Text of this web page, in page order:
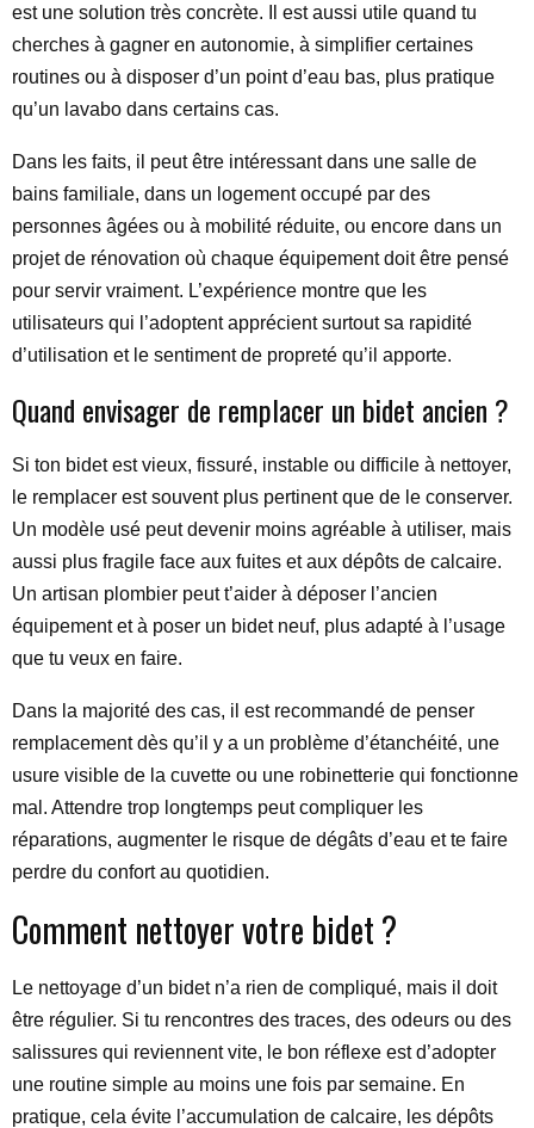
est une solution très concrète. Il est aussi utile quand tu
cherches à gagner en autonomie, à simplifier certaines
routines ou à disposer d’un point d’eau bas, plus pratique
qu’un lavabo dans certains cas.
Dans les faits, il peut être intéressant dans une salle de
bains familiale, dans un logement occupé par des
personnes âgées ou à mobilité réduite, ou encore dans un
projet de rénovation où chaque équipement doit être pensé
pour servir vraiment. L’expérience montre que les
utilisateurs qui l’adoptent apprécient surtout sa rapidité
d’utilisation et le sentiment de propreté qu’il apporte.
Quand envisager de remplacer un bidet ancien ?
Si ton bidet est vieux, fissuré, instable ou difficile à nettoyer,
le remplacer est souvent plus pertinent que de le conserver.
Un modèle usé peut devenir moins agréable à utiliser, mais
aussi plus fragile face aux fuites et aux dépôts de calcaire.
Un artisan plombier peut t’aider à déposer l’ancien
équipement et à poser un bidet neuf, plus adapté à l’usage
que tu veux en faire.
Dans la majorité des cas, il est recommandé de penser
remplacement dès qu’il y a un problème d’étanchéité, une
usure visible de la cuvette ou une robinetterie qui fonctionne
mal. Attendre trop longtemps peut compliquer les
réparations, augmenter le risque de dégâts d’eau et te faire
perdre du confort au quotidien.
Comment nettoyer votre bidet ?
Le nettoyage d’un bidet n’a rien de compliqué, mais il doit
être régulier. Si tu rencontres des traces, des odeurs ou des
salissures qui reviennent vite, le bon réflexe est d’adopter
une routine simple au moins une fois par semaine. En
pratique, cela évite l’accumulation de calcaire, les dépôts